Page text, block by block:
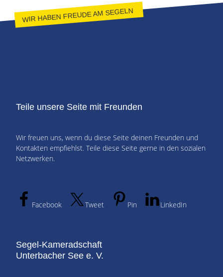
WIR HABEN FREUDE AM SEGELN
Teile unsere Seite mit Freunden
Wir freuen uns, wenn du diese Seite deinen Freunden und
Kontakten empfiehlst. Teile diese Seite gerne in den sozialen
Netzwerken.
Facebook Tweet Pin LinkedIn
Segel-Kameradschaft
Unterbacher See e. V.